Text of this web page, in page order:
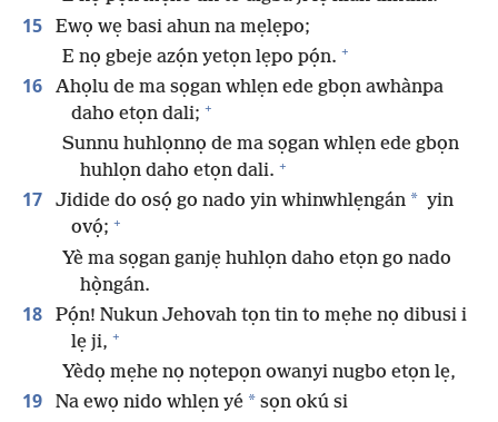
15
Ewọ wẹ basi ahun na mẹlẹpo;
E nọ gbeje azọ́n yetọn lẹpo pọ́n. +
16
Ahọlu de ma sọgan whlẹn ede gbọn awhànpa
daho etọn dali; +
Sunnu huhlọnnọ de ma sọgan whlẹn ede gbọn
huhlọn daho etọn dali. +
17 Jidide do osọ́ go nado yin whinwhlẹngán * yin
ovọ́; +
Yè ma sọgan ganjẹ huhlọn daho etọn go nado
họ̀ngán.
18
Pọ́n! Nukun Jehovah tọn tin to mẹhe nọ dibusi i
lẹ ji, +
Yèdọ mẹhe nọ nọtepọn owanyi nugbo etọn lẹ,
19 Na ewọ nido whlẹn yé * sọn okú si